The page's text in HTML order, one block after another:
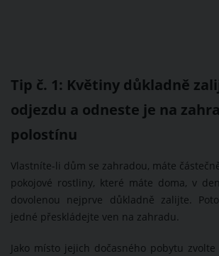
Tip č. 1: Květiny důkladně
odjezdu a odneste je na
polostínu
Vlastníte-li dům se zahradou, máte
pokojové rostliny, které máte doma, v
dovolenou nejprve důkladně zalijte.
jedné přeskládejte ven na zahradu.
Jako místo jejich dočasného pobytu